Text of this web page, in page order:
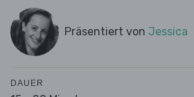
Präsentiert von Jessica
DAUER